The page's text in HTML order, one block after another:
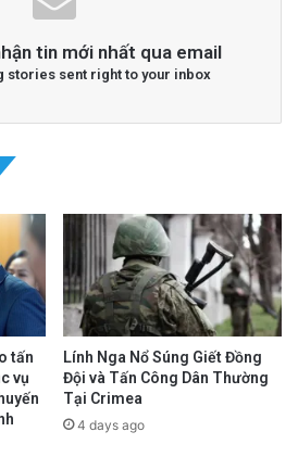
tin mới nhất qua email
stories sent right to your inbox
tấn
vụ
Lính Nga Nổ Súng Giết Đồng
Đội và Tấn Công Dân Thường
Tại Crimea
4 days ago